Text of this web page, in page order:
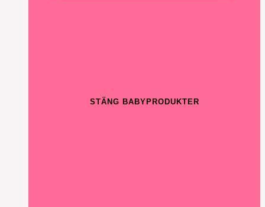
STÄNG BABYPRODUKTER